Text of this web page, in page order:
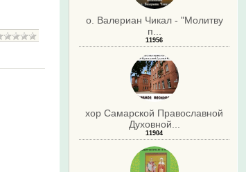
о. Валериан Чикал - "Молитву
п...
11956
хор Самарской Православной
Духовной...
11904